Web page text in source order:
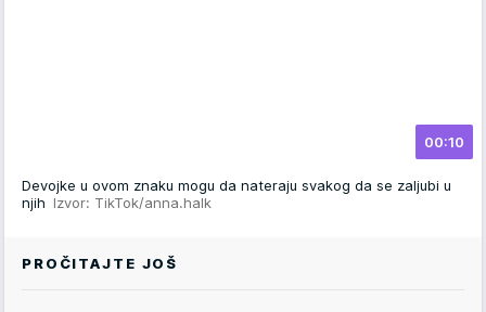
00:10
Devojke u ovom znaku mogu da nateraju svakog da se zaljubi u
njih Izvor: TikTok/anna.halk
PROČITAJTE JOŠ